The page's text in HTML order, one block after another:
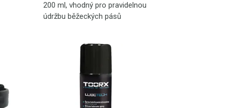
200 ml, vhodný pro pravidelnou
údržbu běžeckých pásů